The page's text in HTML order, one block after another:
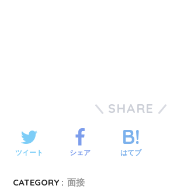
SHARE
ツイート シェア はてブ
CATEGORY : 面接